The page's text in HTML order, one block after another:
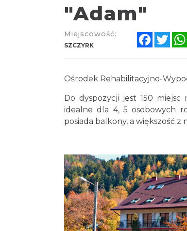
"Adam"
Miejscowość:
SZCZYRK
Facebook
Ośrodek Rehabilitacyjno-
Do dyspozycji jest 150
idealne dla 4, 5 osobowych
posiada balkony, a większość z